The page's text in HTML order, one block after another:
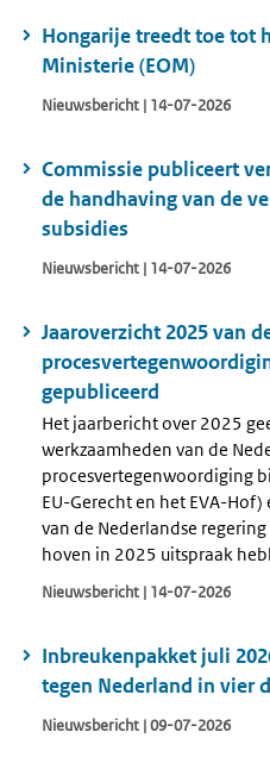
Hongarije treedt toe tot
Ministerie (EOM)
Nieuwsbericht | 14-07-2026
Commissie publiceert
de handhaving van de
subsidies
Nieuwsbericht | 14-07-2026
Jaaroverzicht 2025 van
gepubliceerd
Het jaarbericht over 2025
werkzaamheden van de
procesvertegenwoordiging
EU-Gerecht en het EVA-
van de Nederlandse
hoven in 2025 uitspraak
Nieuwsbericht | 14-07-2026
Inbreukenpakket juli
tegen Nederland in vier
Nieuwsbericht | 09-07-2026